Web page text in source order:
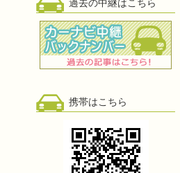
過去の中継はこちら
携帯はこちら